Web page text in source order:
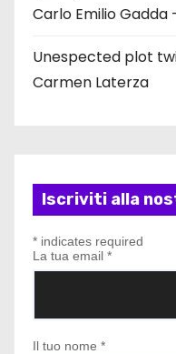
Carlo Emilio Gadda
Unespected plot
Carmen Laterza
Iscriviti alla
* indicates required
La tua email *
Il tuo nome *